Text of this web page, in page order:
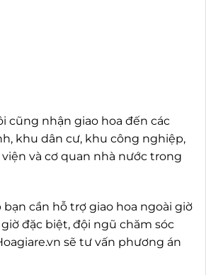
cũng nhận giao hoa đến các
khu dân cư, khu công nghiệp,
và cơ quan nhà nước trong
cần hỗ trợ giao hoa ngoài giờ
đặc biệt, đội ngũ chăm sóc
sẽ tư vấn phương án